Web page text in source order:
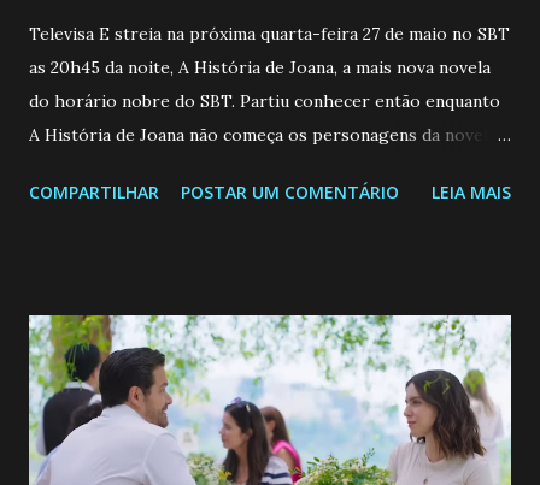
Televisa E streia na próxima quarta-feira 27 de maio no SBT
as 20h45 da noite, A História de Joana, a mais nova novela
do horário nobre do SBT. Partiu conhecer então enquanto
A História de Joana não começa os personagens da novela?
de 25/05/26 a 31/05/26 JOANA GUADALUPE (Camila
permanecer virgem até encontrar o homem que realmente
ama, o que não é fácil, já que dedica todas as suas energias a
se aprimorar, trabalhando, estudando e se orgulhando de
ser a primeira mulher da família a ingressar na
universidade. Ela tem uma personalidade muito alegre, é
COMPARTILHAR POSTAR UM COMENTÁRIO LEIA MAIS